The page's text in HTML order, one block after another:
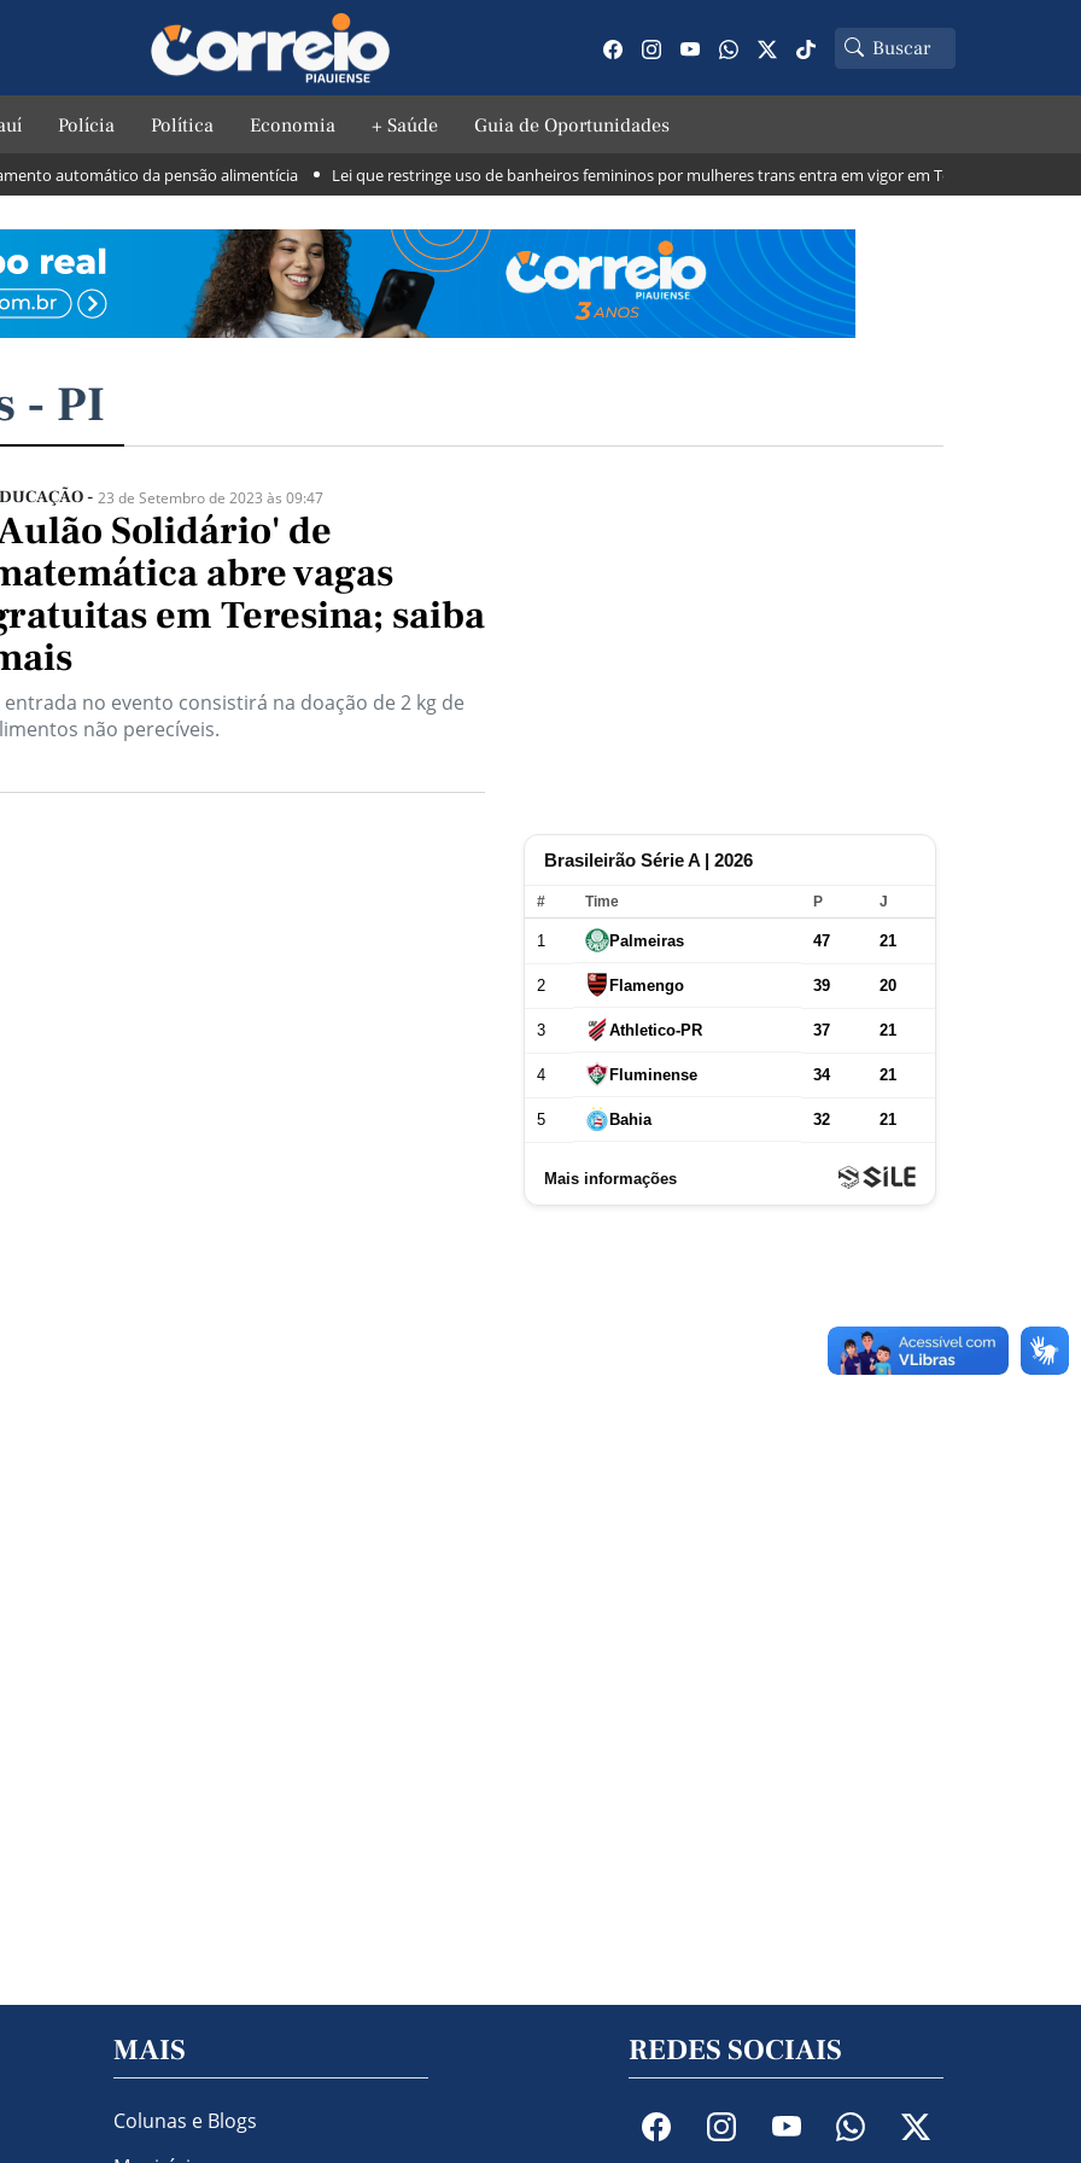
Polícia Política Economia + Saúde Guia de Oportunidades
automático da pensão alimentícia Lei que restringe uso de banheiros femininos por mulheres trans entra em vigor em Teresina; veja o que
- PI
- 23 de Setembro de 2023 às 09:47
Solidário' de
abre vagas
em Teresina; saiba
entrada no evento consistirá na doação de 2 kg de
não perecíveis.
MAIS
Colunas e Blogs
REDES SOCIAIS